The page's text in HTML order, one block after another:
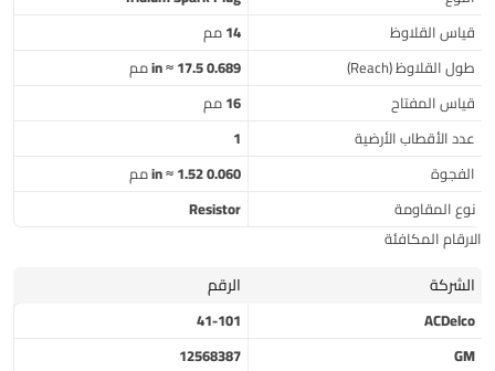
قياس القلاوظ
14 مم
طول القلاوظ (Reach)
0.689 in ≈ 17.5 مم
قياس المفتاح
16 مم
عدد الأقطاب الأرضية
1
الفجوة
0.060 in ≈ 1.52 مم
نوع المقاومة
Resistor
الارقام المكافئة
الشركة الرقم
ACDelco
41-101
GM
12568387